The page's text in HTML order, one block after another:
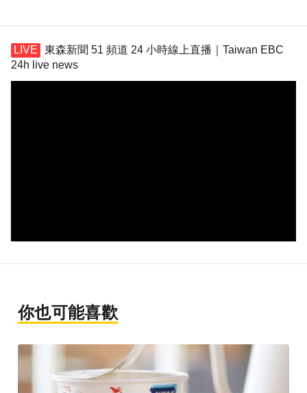
東森新聞 51 頻道 24 小時線上直播｜Taiwan EBC
24h live news
你也可能喜歡